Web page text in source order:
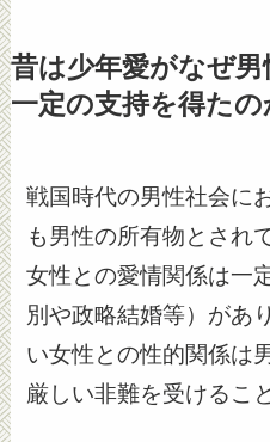
昔は少年愛がなぜ
一定の支持を得たの
戦国時代の男性社会に
も男性の所有物とされ
女性との愛情関係は一
別や政略結婚等）があ
い女性との性的関係は
厳しい非難を受けるこ